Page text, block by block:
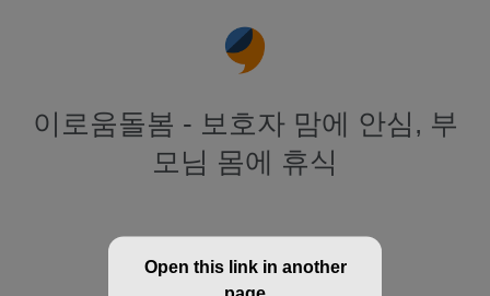
이로움돌봄 - 보호자 맘에 안심, 부
모님 몸에 휴식